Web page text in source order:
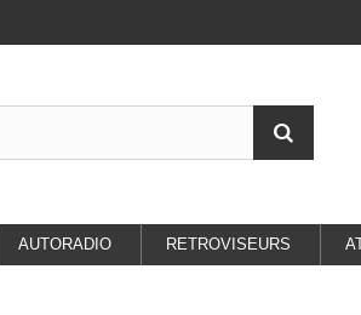
AUTORADIO RETROVISEURS